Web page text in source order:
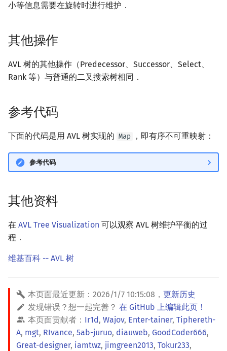
小等信息需要在旋转时进行维护．
其他操作
AVL 树的其他操作（Predecessor、Successor、Select、
Rank 等）与普通的二叉搜索树相同．
参考代码
下面的代码是用 AVL 树实现的 Map ，即有序不可重映射：
参考代码
其他资料
在 AVL Tree Visualization 可以观察 AVL 树维护平衡的过
程．
维基百科 -- AVL 树
本页面最近更新： 2026/1/7 10:15:08 ， 更新历史
发现错误？想一起完善？ 在 GitHub 上编辑此页！
本页面贡献者： Ir1d , Wajov, Enter-tainer, Tiphereth-
A, mgt, RIvance, 5ab-juruo, diauweb, GoodCoder666,
Great-designer, iamtwz, jimgreen2013, Tokur233,